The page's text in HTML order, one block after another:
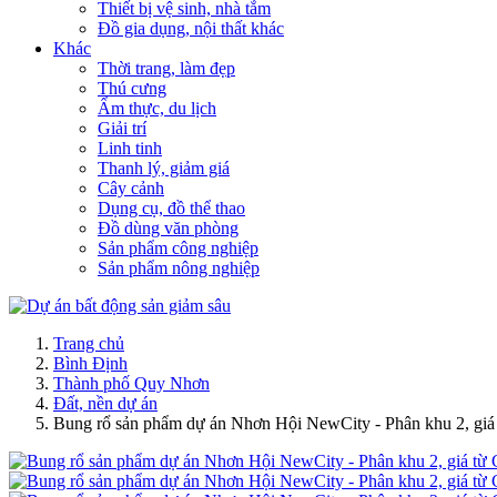
Thiết bị vệ sinh, nhà tắm
Đồ gia dụng, nội thất khác
Khác
Thời trang, làm đẹp
Thú cưng
Ẩm thực, du lịch
Giải trí
Linh tinh
Thanh lý, giảm giá
Cây cảnh
Dụng cụ, đồ thể thao
Đồ dùng văn phòng
Sản phẩm công nghiệp
Sản phẩm nông nghiệp
Trang chủ
Bình Định
Thành phố Quy Nhơn
Đất, nền dự án
Bung rổ sản phẩm dự án Nhơn Hội NewCity - Phân khu 2,